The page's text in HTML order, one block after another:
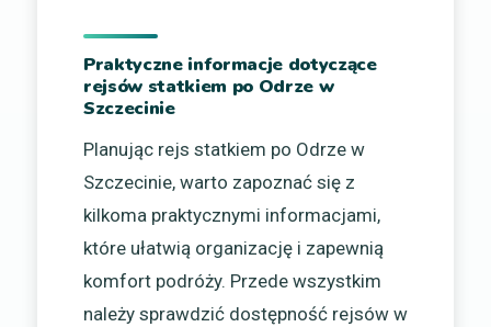
Praktyczne informacje dotyczące
rejsów statkiem po Odrze w
Szczecinie
Planując rejs statkiem po Odrze w
Szczecinie, warto zapoznać się z
kilkoma praktycznymi informacjami,
które ułatwią organizację i zapewnią
komfort podróży. Przede wszystkim
należy sprawdzić dostępność rejsów w